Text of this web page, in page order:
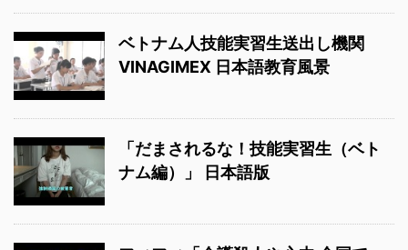
ベトナム人技能実習生送出し機関
VINAGIMEX 日本語教育風景
「だまされるな！技能実習生（ベト
ナム編）」 日本語版